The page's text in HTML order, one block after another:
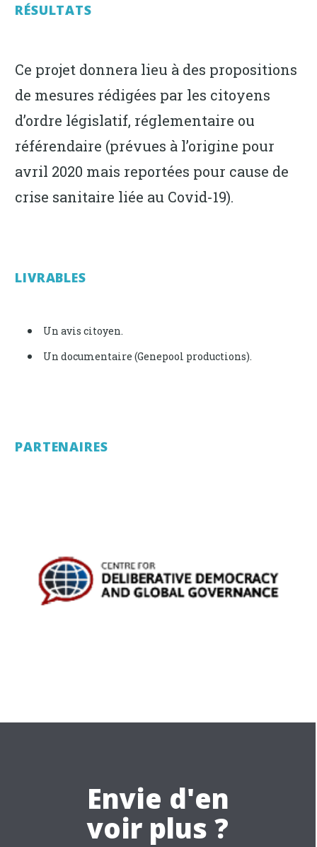
RÉSULTATS
Ce projet donnera lieu à des propositions
de mesures rédigées par les citoyens
d’ordre législatif, réglementaire ou
référendaire (prévues à l’origine pour
avril 2020 mais reportées pour cause de
crise sanitaire liée au Covid-19).
LIVRABLES
Un avis citoyen.
Un documentaire (Genepool productions).
PARTENAIRES
Envie d'en
voir plus ?